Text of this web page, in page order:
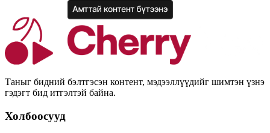
Таныг бидний бэлтгэсэн контент, мэдээллүүдийг шимтэн үзнэ
гэдэгт бид итгэлтэй байна.
Холбоосууд